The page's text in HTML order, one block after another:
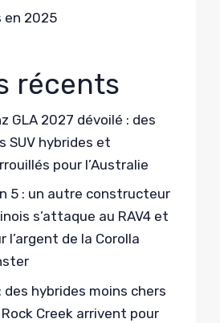
en 2025
récents
GLA 2027 dévoilé : des
SUV hybrides et
pour l’Australie
5 : un autre constructeur
s’attaque au RAV4 et
l’argent de la Corolla
des hybrides moins chers
Creek arrivent pour